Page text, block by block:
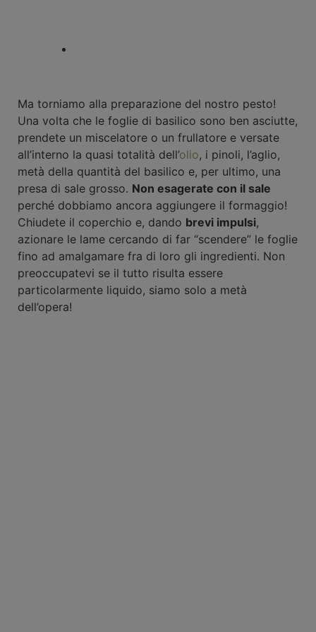
Ma torniamo alla preparazione del nostro pesto!
Una volta che le foglie di basilico sono ben asciutte,
prendete un miscelatore o un frullatore e versate
all’interno la quasi totalità dell’olio, i pinoli, l’aglio,
metà della quantità del basilico e, per ultimo, una
presa di sale grosso. Non esagerate con il sale
perché dobbiamo ancora aggiungere il formaggio!
Chiudete il coperchio e, dando brevi impulsi,
azionare le lame cercando di far “scendere” le foglie
fino ad amalgamare fra di loro gli ingredienti. Non
preoccupatevi se il tutto risulta essere
particolarmente liquido, siamo solo a metà
dell’opera!